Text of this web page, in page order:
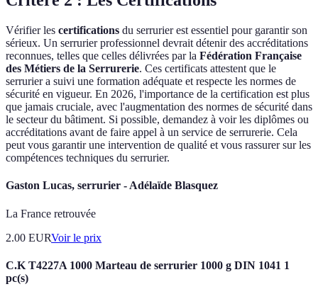
Vérifier les certifications du serrurier est essentiel pour garantir son
sérieux. Un serrurier professionnel devrait détenir des accréditations
reconnues, telles que celles délivrées par la Fédération Française
des Métiers de la Serrurerie. Ces certificats attestent que le
serrurier a suivi une formation adéquate et respecte les normes de
sécurité en vigueur. En 2026, l'importance de la certification est plus
que jamais cruciale, avec l'augmentation des normes de sécurité dans
le secteur du bâtiment. Si possible, demandez à voir les diplômes ou
accréditations avant de faire appel à un service de serrurerie. Cela
peut vous garantir une intervention de qualité et vous rassurer sur les
compétences techniques du serrurier.
Gaston Lucas, serrurier - Adélaïde Blasquez
La France retrouvée
2.00 EURVoir le prix
C.K T4227A 1000 Marteau de serrurier 1000 g DIN 1041 1
pc(s)